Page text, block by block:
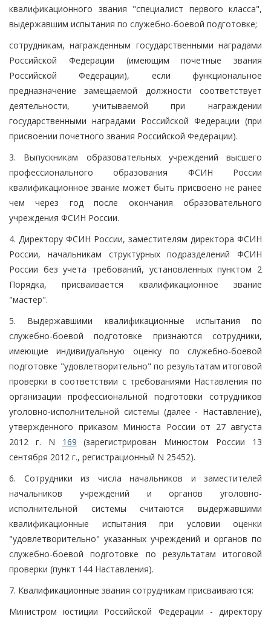
квалификационного звания "специалист первого класса",
выдержавшим испытания по служебно-боевой подготовке;
сотрудникам, награжденным государственными наградами
Российской Федерации (имеющим почетные звания
Российской Федерации), если функциональное
предназначение замещаемой должности соответствует
деятельности, учитываемой при награждении
государственными наградами Российской Федерации (при
присвоении почетного звания Российской Федерации).
3. Выпускникам образовательных учреждений высшего
профессионального образования ФСИН России
квалификационное звание может быть присвоено не ранее
чем через год после окончания образовательного
учреждения ФСИН России.
4. Директору ФСИН России, заместителям директора ФСИН
России, начальникам структурных подразделений ФСИН
России без учета требований, установленных пунктом 2
Порядка, присваивается квалификационное звание
"мастер".
5. Выдержавшими квалификационные испытания по
служебно-боевой подготовке признаются сотрудники,
имеющие индивидуальную оценку по служебно-боевой
подготовке "удовлетворительно" по результатам итоговой
проверки в соответствии с требованиями Наставления по
организации профессиональной подготовки сотрудников
уголовно-исполнительной системы (далее - Наставление),
утвержденного приказом Минюста России от 27 августа
2012 г. N 169 (зарегистрирован Минюстом России 13
сентября 2012 г., регистрационный N 25452).
6. Сотрудники из числа начальников и заместителей
начальников учреждений и органов уголовно-
исполнительной системы считаются выдержавшими
квалификационные испытания при условии оценки
"удовлетворительно" указанных учреждений и органов по
служебно-боевой подготовке по результатам итоговой
проверки (пункт 144 Наставления).
7. Квалификационные звания сотрудникам присваиваются:
Министром юстиции Российской Федерации - директору